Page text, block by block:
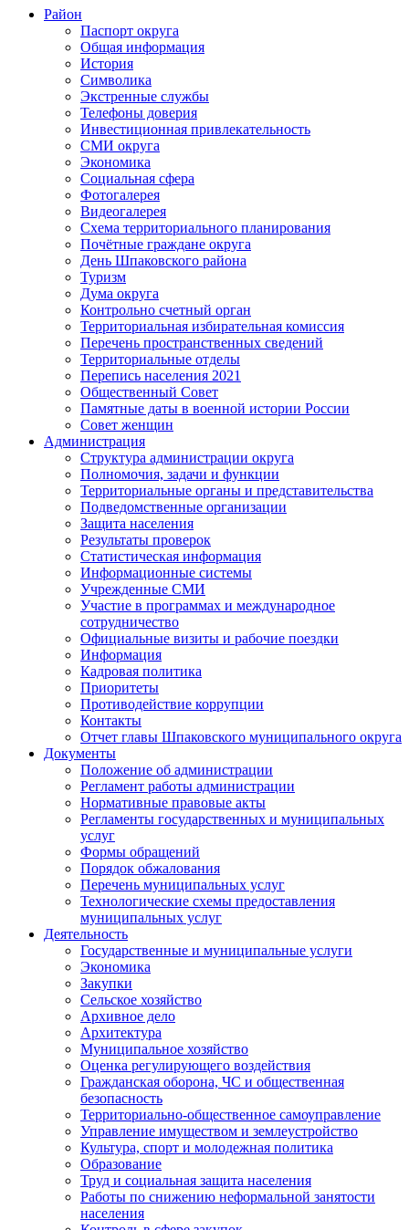
Район
Паспорт округа
Общая информация
История
Символика
Экстренные службы
Телефоны доверия
Инвестиционная привлекательность
СМИ округа
Экономика
Социальная сфера
Фотогалерея
Видеогалерея
Схема территориального планирования
Почётные граждане округа
День Шпаковского района
Туризм
Дума округа
Контрольно счетный орган
Территориальная избирательная комиссия
Перечень пространственных сведений
Территориальные отделы
Перепись населения 2021
Общественный Совет
Памятные даты в военной истории России
Совет женщин
Администрация
Структура администрации округа
Полномочия, задачи и функции
Территориальные органы и представительства
Подведомственные организации
Защита населения
Результаты проверок
Статистическая информация
Информационные системы
Учрежденные СМИ
Участие в программах и международное
сотрудничество
Официальные визиты и рабочие поездки
Информация
Кадровая политика
Приоритеты
Противодействие коррупции
Контакты
Отчет главы Шпаковского муниципального округа
Документы
Положение об администрации
Регламент работы администрации
Нормативные правовые акты
Регламенты государственных и муниципальных
услуг
Формы обращений
Порядок обжалования
Перечень муниципальных услуг
Технологические схемы предоставления
муниципальных услуг
Деятельность
Государственные и муниципальные услуги
Экономика
Закупки
Сельское хозяйство
Архивное дело
Архитектура
Муниципальное хозяйство
Оценка регулирующего воздействия
Гражданская оборона, ЧС и общественная
безопасность
Территориально-общественное самоуправление
Управление имуществом и землеустройство
Культура, спорт и молодежная политика
Образование
Труд и социальная защита населения
Работы по снижению неформальной занятости
населения